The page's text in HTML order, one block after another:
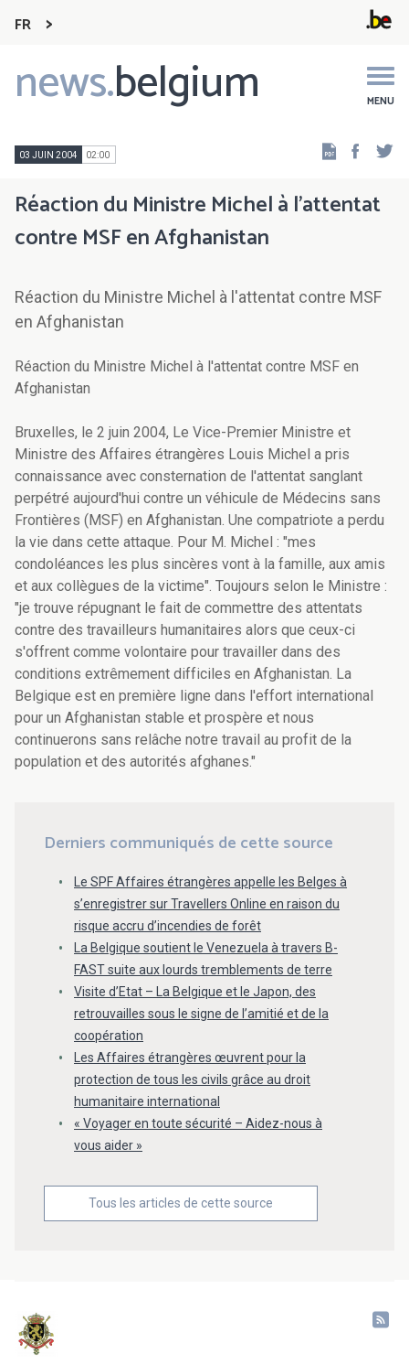
FR
news.belgium MENU
Main
navigation
03 JUIN 2004 02:00
Réaction du Ministre Michel à l'attentat
contre MSF en Afghanistan
Réaction du Ministre Michel à l'attentat contre MSF
en Afghanistan
Réaction du Ministre Michel à l'attentat contre MSF en
Afghanistan
Bruxelles, le 2 juin 2004, Le Vice-Premier Ministre et
Ministre des Affaires étrangères Louis Michel a pris
connaissance avec consternation de l'attentat sanglant
perpétré aujourd'hui contre un véhicule de Médecins sans
Frontières (MSF) en Afghanistan. Une compatriote a perdu
la vie dans cette attaque. Pour M. Michel : "mes
condoléances les plus sincères vont à la famille, aux amis
et aux collègues de la victime". Toujours selon le Ministre :
"je trouve répugnant le fait de commettre des attentats
contre des travailleurs humanitaires alors que ceux-ci
s'offrent comme volontaire pour travailler dans des
conditions extrêmement difficiles en Afghanistan. La
Belgique est en première ligne dans l'effort international
pour un Afghanistan stable et prospère et nous
continuerons sans relâche notre travail au profit de la
population et des autorités afghanes."
Derniers communiqués de cette source
Le SPF Affaires étrangères appelle les Belges à
s’enregistrer sur Travellers Online en raison du
risque accru d’incendies de forêt
La Belgique soutient le Venezuela à travers B-
FAST suite aux lourds tremblements de terre
Visite d’Etat – La Belgique et le Japon, des
retrouvailles sous le signe de l’amitié et de la
coopération
Les Affaires étrangères œuvrent pour la
protection de tous les civils grâce au droit
humanitaire international
« Voyager en toute sécurité – Aidez-nous à
vous aider »
Tous les articles de cette source